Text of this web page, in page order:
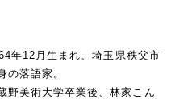
年12月生まれ、埼玉県秩父市
の落語家。
野美術大学卒業後、林家こん